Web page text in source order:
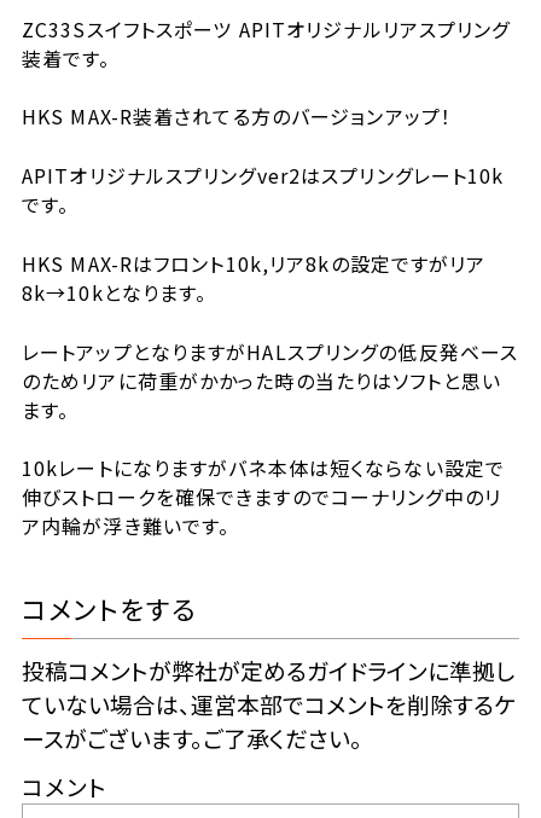
ZC33Sスイフトスポーツ APITオリジナルリアスプリング
装着です。
HKS MAX-R装着されてる方のバージョンアップ！
APITオリジナルスプリングver2はスプリングレート10k
です。
HKS MAX-Rはフロント10k,リア8kの設定ですがリア
8k→10kとなります。
レートアップとなりますがHALスプリングの低反発ベース
のためリアに荷重がかかった時の当たりはソフトと思い
ます。
10kレートになりますがバネ本体は短くならない設定で
伸びストロークを確保できますのでコーナリング中のリ
ア内輪が浮き難いです。
コメントをする
投稿コメントが弊社が定めるガイドラインに準拠し
ていない場合は、運営本部でコメントを削除するケ
ースがございます。ご了承ください。
コメント